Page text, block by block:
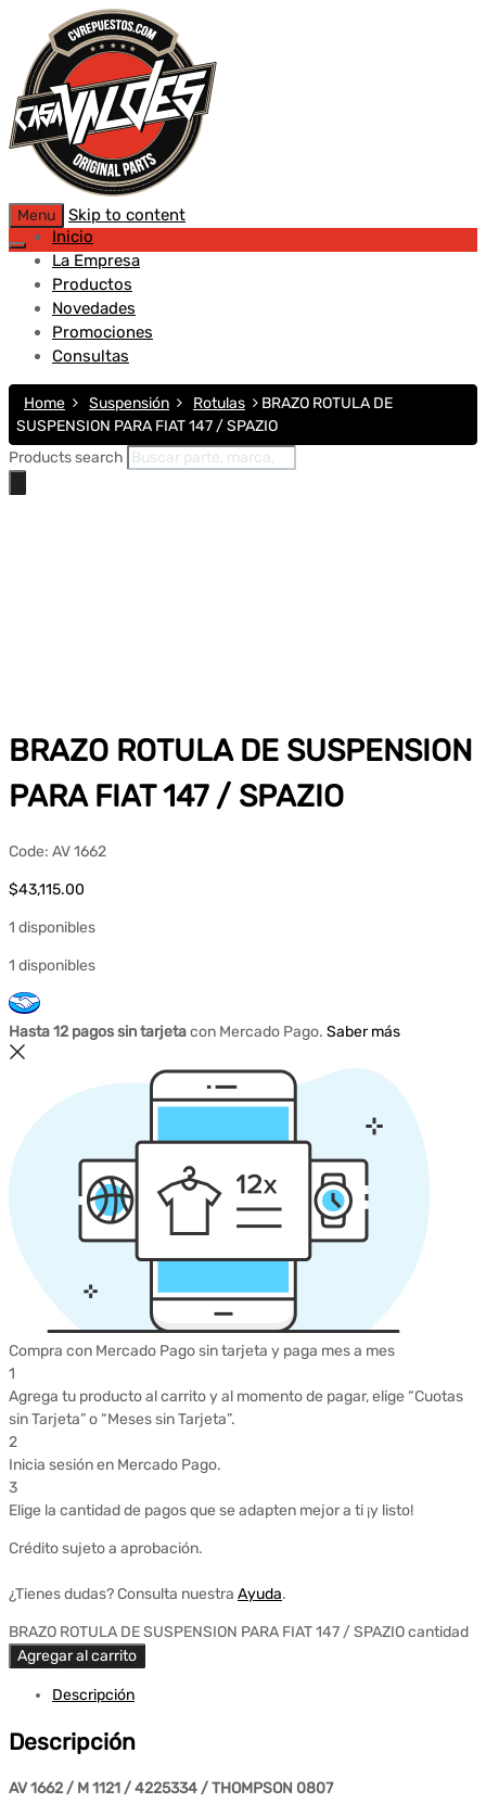
Menu
Skip to content
Inicio
La Empresa
Productos
Novedades
Promociones
Consultas
Home Suspensión Rotulas
BRAZO ROTULA DE
SUSPENSION PARA FIAT 147 / SPAZIO
Products search
BRAZO ROTULA DE SUSPENSION
PARA FIAT 147 / SPAZIO
Code: AV 1662
$43,115.00
1 disponibles
1 disponibles
Hasta 12 pagos sin tarjetacon Mercado Pago. Saber más
Compra con Mercado Pago sin tarjeta y paga mes a mes
1
Agrega tu producto al carrito y al momento de pagar, elige “Cuotas
sin Tarjeta” o “Meses sin Tarjeta”.
2
Inicia sesión en Mercado Pago.
3
Elige la cantidad de pagos que se adapten mejor a ti ¡y listo!
Crédito sujeto a aprobación.
¿Tienes dudas? Consulta nuestra Ayuda.
BRAZO ROTULA DE SUSPENSION PARA FIAT 147 / SPAZIO cantidad
Agregar al carrito
Descripción
Descripción
AV 1662 / M 1121 / 4225334 / THOMPSON 0807